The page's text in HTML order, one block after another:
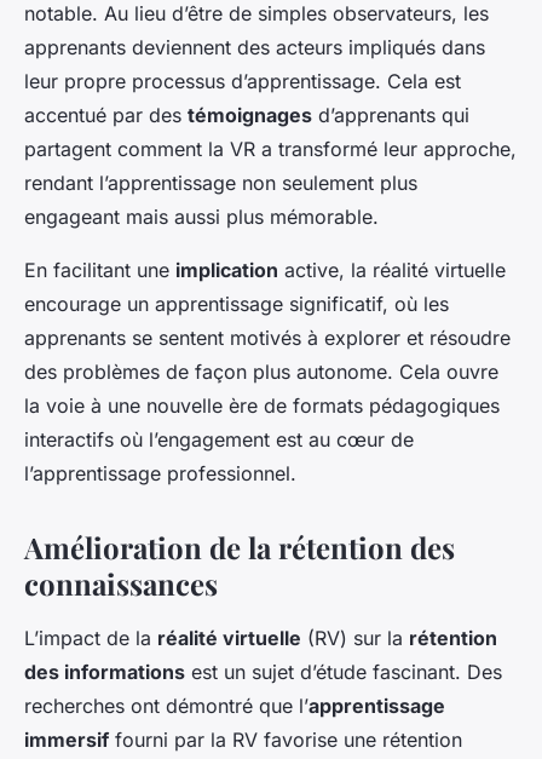
notable. Au lieu d’être de simples observateurs, les
apprenants deviennent des acteurs impliqués dans
leur propre processus d’apprentissage. Cela est
accentué par des témoignages d’apprenants qui
partagent comment la VR a transformé leur approche,
rendant l’apprentissage non seulement plus
engageant mais aussi plus mémorable.
En facilitant une implication active, la réalité virtuelle
encourage un apprentissage significatif, où les
apprenants se sentent motivés à explorer et résoudre
des problèmes de façon plus autonome. Cela ouvre
la voie à une nouvelle ère de formats pédagogiques
interactifs où l’engagement est au cœur de
l’apprentissage professionnel.
Amélioration de la rétention des
connaissances
L’impact de la réalité virtuelle (RV) sur la rétention
des informations est un sujet d’étude fascinant. Des
recherches ont démontré que l’apprentissage
immersif fourni par la RV favorise une rétention